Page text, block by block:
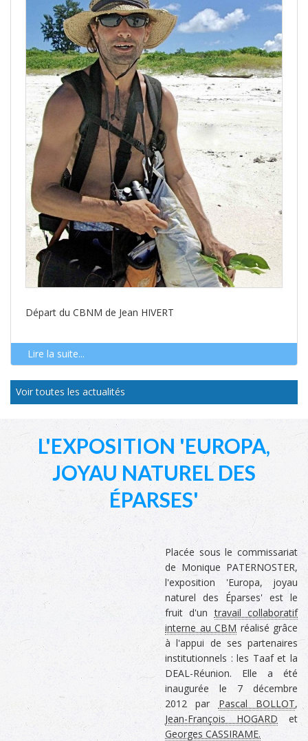
Départ du CBNM de Jean HIVERT
Lire la suite...
Voir toutes les actualités
L'EXPOSITION 'EUROPA,
JOYAU NATUREL DES
ÉPARSES'
Placée sous le commissariat
de Monique PATERNOSTER,
l'exposition 'Europa, joyau
naturel des Éparses' est le
fruit d'untravail collaboratif
interne au CBM réalisé grâce
à l'appui de ses partenaires
institutionnels : les Taaf et la
DEAL-Réunion. Elle a été
inaugurée le 7 décembre
2012 par Pascal BOLLOT,
Jean-François HOGARD et
Georges CASSIRAME.